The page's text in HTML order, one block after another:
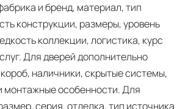
и бренд, материал, тип
конструкции, размеры, уровень
коллекции, логистика, курс
Для дверей дополнительно
наличники, скрытые системы,
монтажные особенности. Для
серия, отделка, тип источника